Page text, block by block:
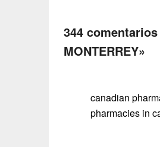
344
MONTERREY»
canadian
pharmacies in